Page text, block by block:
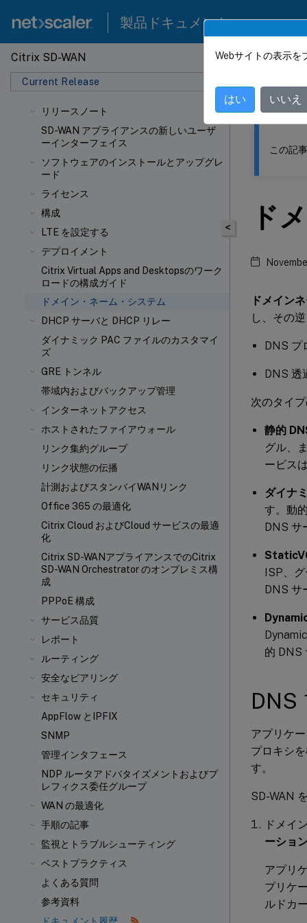
製品ドキュメント
Citrix SD-WAN
Current Release
リリースノート
SD-WAN アプライアンスの新しいユーザ
ーインターフェイス
ソフトウェアのインストールとアップグレ
ード
ライセンス
構成
LTE を設定する
デプロイメント
Citrix Virtual Apps and Desktopsのワーク
ロードの構成ガイド
ドメイン・ネーム・システム
DHCP サーバと DHCP リレー
ダイナミック PAC ファイルのカスタマイ
ズ
GRE トンネル
帯域内およびバックアップ管理
インターネットアクセス
ホストされたファイアウォール
リンク集約グループ
リンク状態の伝播
計測およびスタンバイWANリンク
Office 365 の最適化
Citrix Cloud およびCloud サービスの最適
化
Citrix SD-WANアプライアンスでのCitrix
SD-WAN Orchestrator のオンプレミス構
成
PPPoE 構成
サービス品質
レポート
ルーティング
安全なピアリング
セキュリティ
AppFlow とIPFIX
SNMP
管理インタフェース
NDP ルータアドバタイズメントおよびプ
レフィクス委任グループ
WAN の最適化
手順の記事
監視とトラブルシューティング
ベストプラクティス
よくある質問
参考資料
このコンテン
<
この記
ド
ドメイン
し、その
DNS プ
DNS 透
次のタイ
静的
グル、
ービス
ダイナ
す。動
DNS サ
ISP、
DNS サ
的 DNS
DNS
アプリケ
プロキシ
す。
SD-WAN
ドメイ
ーショ
アプリ
プリケ
ルドカ
Webサイトの表示を
はい いいえ